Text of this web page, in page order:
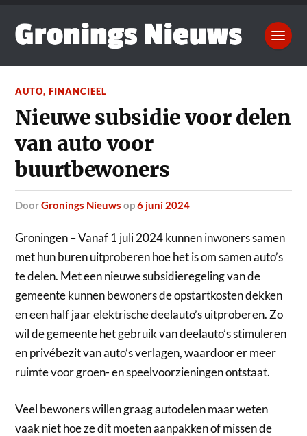
AUTO,FINANCIEEL
Nieuwe subsidie voor delen
van auto voor
buurtbewoners
doorGronings Nieuws op6 juni 2024
Groningen – Vanaf 1 juli 2024 kunnen inwoners samen
met hun buren uitproberen hoe het is om samen auto’s
te delen. Met een nieuwe subsidieregeling van de
gemeente kunnen bewoners de opstartkosten dekken
en een half jaar elektrische deelauto’s uitproberen.Zo
wil de gemeente het gebruik van deelauto’s stimuleren
en privébezit van auto’s verlagen, waardoor er meer
ruimte voor groen- en speelvoorzieningen ontstaat.
Veel bewoners willen graag autodelen maar weten
vaak niet hoe ze dit moeten aanpakken of missen de